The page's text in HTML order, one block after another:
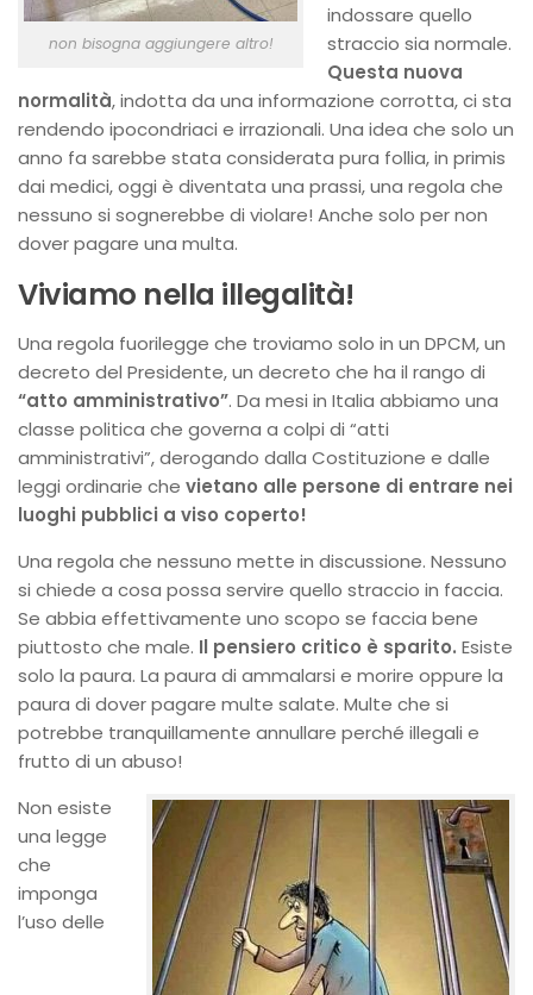
non bisogna aggiungere altro!
indossare quello
straccio sia normale.
Questa nuova
normalità, indotta da una informazione corrotta, ci sta
rendendo ipocondriaci e irrazionali. Una idea che solo un
anno fa sarebbe stata considerata pura follia, in primis
dai medici, oggi è diventata una prassi, una regola che
nessuno si sognerebbe di violare! Anche solo per non
dover pagare una multa.
Viviamo nella illegalità!
Una regola fuorilegge che troviamo solo in un DPCM, un
decreto del Presidente, un decreto che ha il rango di
“atto amministrativo”. Da mesi in Italia abbiamo una
classe politica che governa a colpi di “atti
amministrativi”, derogando dalla Costituzione e dalle
leggi ordinarie che vietano alle persone di entrare nei
luoghi pubblici a viso coperto!
Una regola che nessuno mette in discussione. Nessuno
si chiede a cosa possa servire quello straccio in faccia.
Se abbia effettivamente uno scopo se faccia bene
piuttosto che male. Il pensiero critico è sparito. Esiste
solo la paura. La paura di ammalarsi e morire oppure la
paura di dover pagare multe salate. Multe che si
potrebbe tranquillamente annullare perché illegali e
frutto di un abuso!
Non esiste
una legge
che
imponga
l’uso delle